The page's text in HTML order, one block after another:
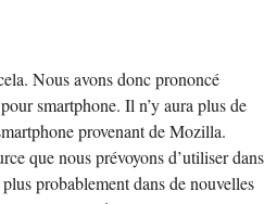
Nous avons donc prononcé
smartphone. Il n’y aura plus de
provenant de Mozilla.
que nous prévoyons d’utiliser dans
probablement dans de nouvelles